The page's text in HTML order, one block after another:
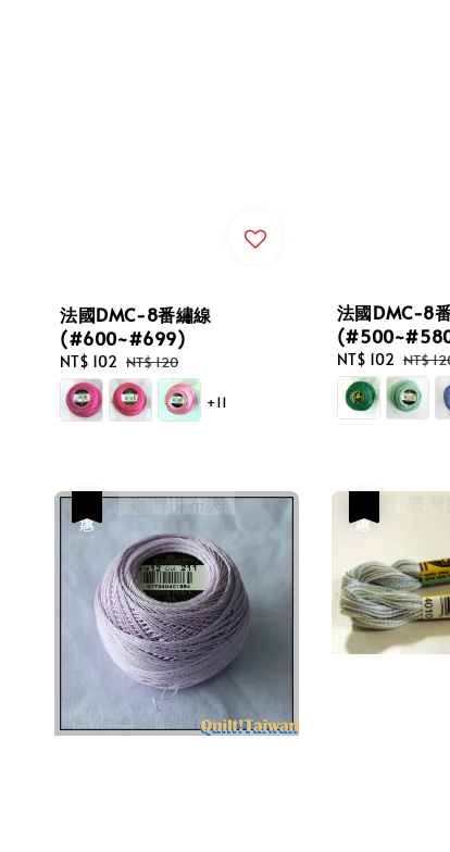
法國DMC-8番繡線
(#600~#699)
Sale
price
NT$ 102 Regular
price
NT$ 120
+11
法國DMC-8
Sale
price
NT$ 102
price
NT$